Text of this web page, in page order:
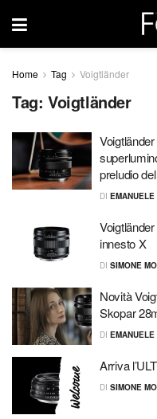
Home Tag Voigtländer
Tag: Voigtländer
preludio
DI EMANUELE
innesto X
DI SIMONE
Novità
Skopar
DI EMANUELE
Arriva
DI SIMONE